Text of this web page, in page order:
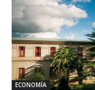
ECONOMÍA